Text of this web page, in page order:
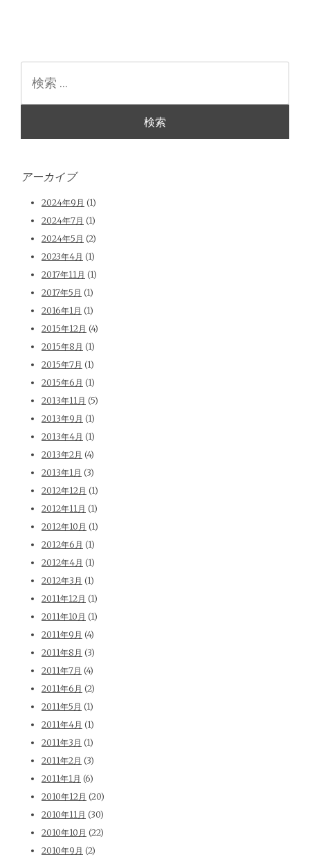
アーカイブ
2024年9月 (1)
2024年7月 (1)
2024年5月 (2)
2023年4月 (1)
2017年11月 (1)
2017年5月 (1)
2016年1月 (1)
2015年12月 (4)
2015年8月 (1)
2015年7月 (1)
2015年6月 (1)
2013年11月 (5)
2013年9月 (1)
2013年4月 (1)
2013年2月 (4)
2013年1月 (3)
2012年12月 (1)
2012年11月 (1)
2012年10月 (1)
2012年6月 (1)
2012年4月 (1)
2012年3月 (1)
2011年12月 (1)
2011年10月 (1)
2011年9月 (4)
2011年8月 (3)
2011年7月 (4)
2011年6月 (2)
2011年5月 (1)
2011年4月 (1)
2011年3月 (1)
2011年2月 (3)
2011年1月 (6)
2010年12月 (20)
2010年11月 (30)
2010年10月 (22)
2010年9月 (2)